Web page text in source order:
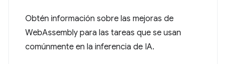
Obtén información sobre las mejoras de
WebAssembly para las tareas que se usan
comúnmente en la inferencia de IA.